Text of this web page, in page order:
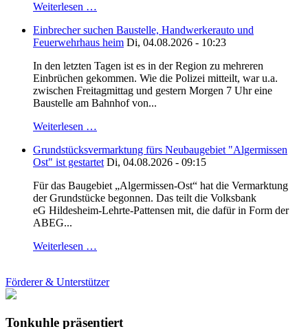
Weiterlesen …
Einbrecher suchen Baustelle, Handwerkerauto und
Feuerwehrhaus heim Di, 04.08.2026 - 10:23
In den letzten Tagen ist es in der Region zu mehreren
Einbrüchen gekommen. Wie die Polizei mitteilt, war u.a.
zwischen Freitagmittag und gestern Morgen 7 Uhr eine
Baustelle am Bahnhof von...
Weiterlesen …
Grundstücksvermarktung fürs Neubaugebiet "Algermissen
Ost" ist gestartet Di, 04.08.2026 - 09:15
Für das Baugebiet „Algermissen-Ost“ hat die Vermarktung
der Grundstücke begonnen. Das teilt die Volksbank
eG Hildesheim-Lehrte-Pattensen mit, die dafür in Form der
ABEG...
Weiterlesen …
Förderer & Unterstützer
Tonkuhle präsentiert